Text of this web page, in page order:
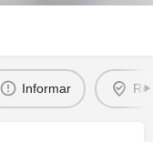
Informar